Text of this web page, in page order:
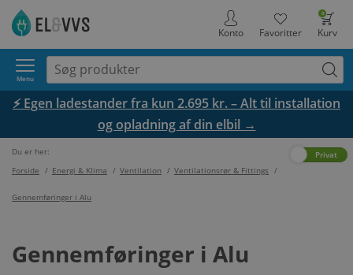
0
Kurv
Favoritter
Konto
Menu
⚡ Egen ladestander fra kun 2.695 kr. – Alt til installation
og opladning af din elbil →
Du er her:
Forside / Energi & Klima / Ventilation / Ventilationsrør & Fittings /
Gennemføringer i Alu
Privat
Gennemføringer i Alu